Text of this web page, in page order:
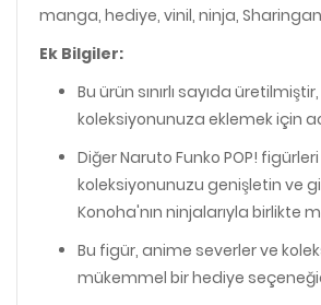
manga, hediye, vinil, ninja,
Ek Bilgiler:
Bu ürün sınırlı sayıda
koleksiyonunuza eklemek için
Diğer Naruto Funko POP! figürleri
koleksiyonunuzu genişletin ve
Konoha'nın ninjalarıyla birlikte
Bu figür, anime severler ve
mükemmel bir hediye